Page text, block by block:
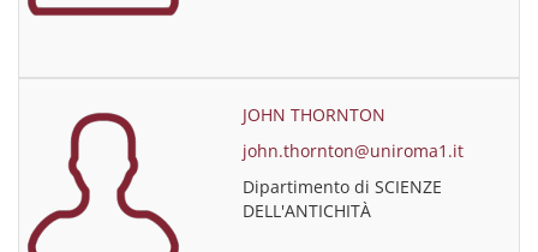
JOHN THORNTON
john.thornton@uniroma1.it
Dipartimento di SCIENZE
DELL'ANTICHITÀ